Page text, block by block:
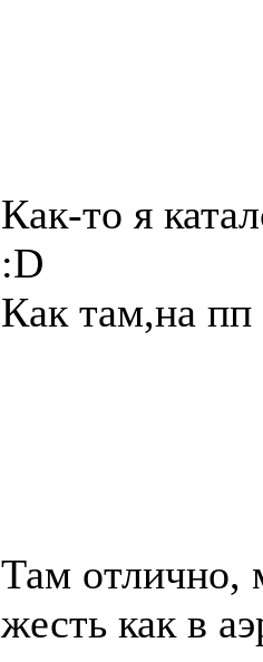
Как-то я
:D
Как там,на пп
Там отлично,
жесть как в